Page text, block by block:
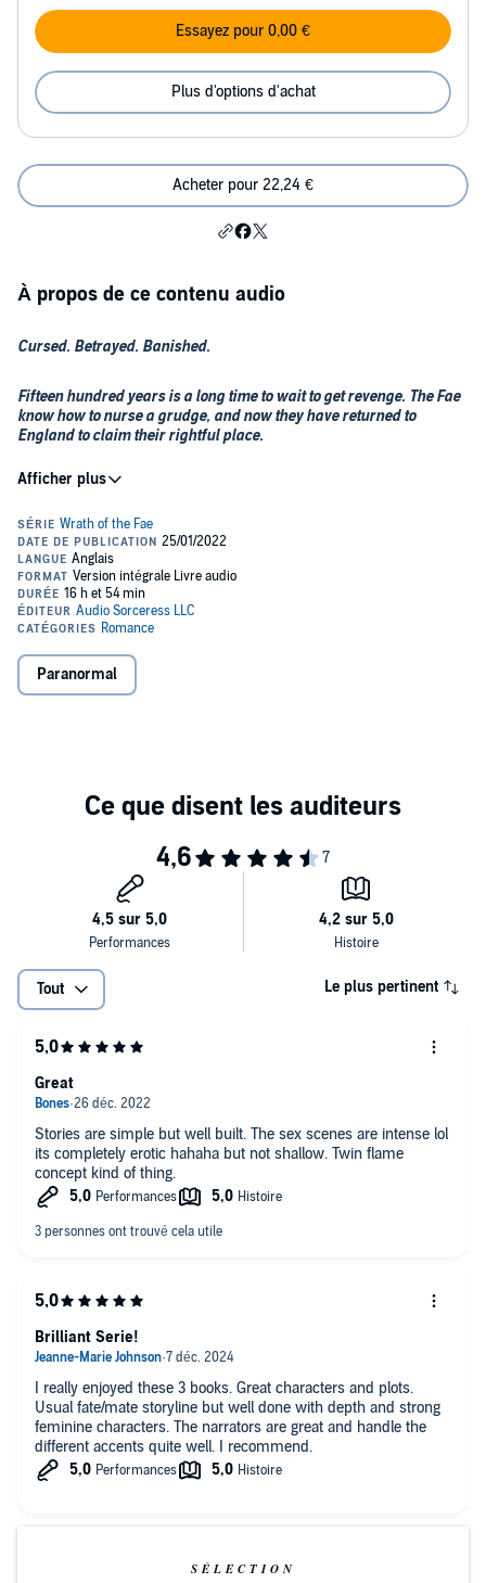
Essayez pour 0,00 €
Plus d'options d'achat
Acheter pour 22,24 €
À propos de ce contenu audio
Cursed. Betrayed. Banished.
Fifteen hundred years is a long time to wait to get revenge. The Fae
know how to nurse a grudge, and now they have returned to
England to claim their rightful place.
This box set collects the complete trilogy of The Wrath of the Fae,
three fae princes as they journey to break their curses and find their
fated mates.
©2021 Alessa Thorn (P)2021 Alessa Thorn
Paranormal
Tout Le plus pertinent
Stories are simple but well built. The sex scenes are intense lol
its completely erotic hahaha but not shallow. Twin flame
concept kind of thing.
Great
I really enjoyed these 3 books. Great characters and plots.
Usual fate/mate storyline but well done with depth and strong
feminine characters. The narrators are great and handle the
different accents quite well. I recommend.
Brilliant Serie!
SÉLECTION